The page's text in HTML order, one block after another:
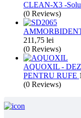
CLEAN-X3 -
(0 Reviews)
211,75 lei
(0 Reviews)
AQUOXIL -
PENTRU RUFE
(0 Reviews)